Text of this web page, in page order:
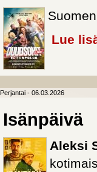
Lue
Perjantai - 06.03.2026
Isänpäivä
Aleksi